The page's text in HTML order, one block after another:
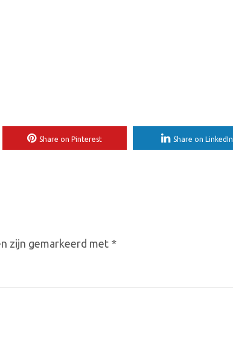
Share on Pinterest Share on LinkedIn
zijn gemarkeerd met *